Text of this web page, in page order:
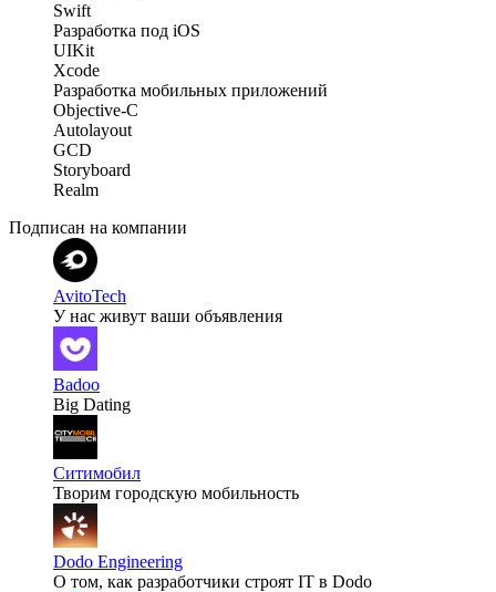
Swift
Разработка под iOS
UIKit
Xcode
Разработка мобильных приложений
Objective-С
Autolayout
GCD
Storyboard
Realm
Подписан на компании
AvitoTech
У нас живут ваши объявления
Badoo
Big Dating
Ситимобил
Творим городскую мобильность
Dodo Engineering
О том, как разработчики строят IT в Dodo